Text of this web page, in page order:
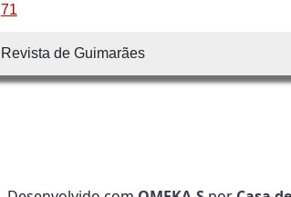
71
Revista de Guimarães